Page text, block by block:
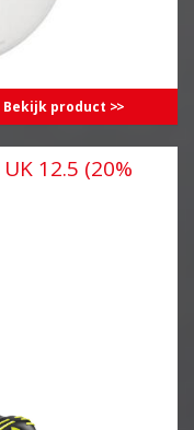
Bekijk product
12.5 (20%